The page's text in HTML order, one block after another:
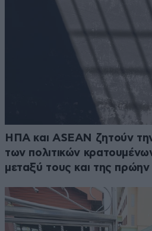
ΗΠΑ και ASEAN ζητούν
των πολιτικών
μεταξύ τους και της